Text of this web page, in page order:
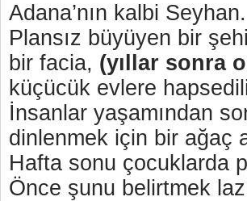
Adana’nın kalbi Seyhan.
Plansız büyüyen bir
bir facia, (yıllar sonra
küçücük evlere
İnsanlar yaşamından
dinlenmek için bir ağaç
Hafta sonu çocuklarda
Önce şunu belirtmek